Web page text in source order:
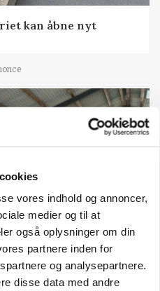
vores indhold og annoncer,
medier og til at
også oplysninger om din
partnere inden for
og analysepartnere.
disse data med andre
kan åbne nyt
og
mod ny